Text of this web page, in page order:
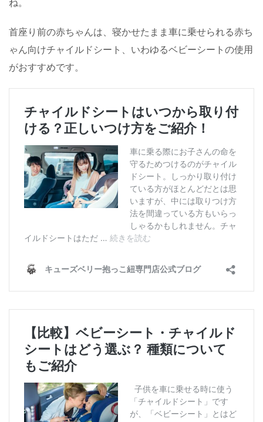
ね。
首座り前の赤ちゃんは、寝かせたまま車に乗せられる赤ち
ゃん向けチャイルドシート、いわゆるベビーシートの使用
がおすすめです。